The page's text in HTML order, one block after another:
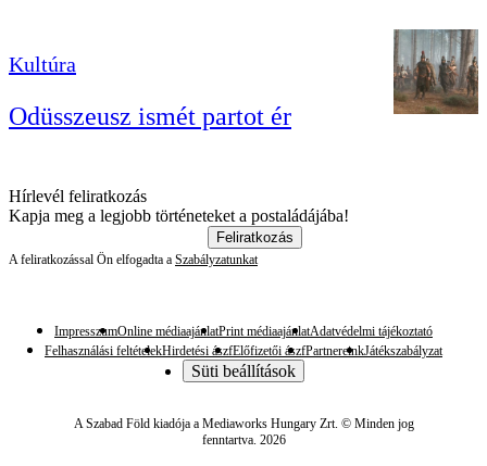
Kultúra
Odüsszeusz ismét partot ér
Hírlevél feliratkozás
Kapja meg a legjobb történeteket a postaládájába!
Feliratkozás
A feliratkozással Ön elfogadta a Szabályzatunkat
ImpresszumOnline médiaajánlatPrint médiaajánlatAdatvédelmi tájékoztató
Felhasználási feltételekHirdetési ászfElőfizetői ászfPartnereinkJátékszabályzat
Süti beállítások
A Szabad Föld kiadója a Mediaworks Hungary Zrt. © Minden jog
fenntartva. 2026